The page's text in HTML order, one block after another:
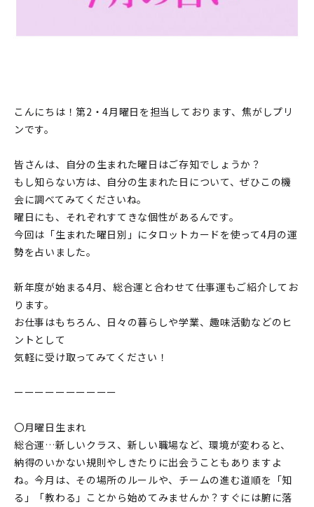
こんにちは！第2・4月曜日を担当しております、焦がしプリ
ンです。
皆さんは、自分の生まれた曜日はご存知でしょうか？
もし知らない方は、自分の生まれた日について、ぜひこの機
会に調べてみてくださいね。
曜日にも、それぞれすてきな個性があるんです。
今回は「生まれた曜日別」にタロットカードを使って4月の運
勢を占いました。
新年度が始まる4月、総合運と合わせて仕事運もご紹介してお
ります。
お仕事はもちろん、日々の暮らしや学業、趣味活動などのヒ
ントとして
気軽に受け取ってみてください！
ーーーーーーーーーー
〇月曜日生まれ
総合運…新しいクラス、新しい職場など、環境が変わると、
納得のいかない規則やしきたりに出会うこともありますよ
ね。今月は、その場所のルールや、チームの進む道順を「知
る」「教わる」ことから始めてみませんか？すぐには腑に落